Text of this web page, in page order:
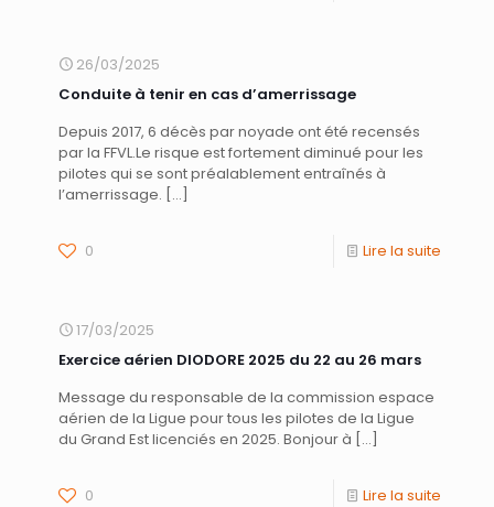
26/03/2025
Conduite à tenir en cas d’amerrissage
Depuis 2017, 6 décès par noyade ont été recensés
par la FFVL.Le risque est fortement diminué pour les
pilotes qui se sont préalablement entraînés à
l’amerrissage. […]
0 Lire la suite
17/03/2025
Exercice aérien DIODORE 2025 du 22 au 26 mars
Message du responsable de la commission espace
aérien de la Ligue pour tous les pilotes de la Ligue
du Grand Est licenciés en 2025. Bonjour à […]
0 Lire la suite